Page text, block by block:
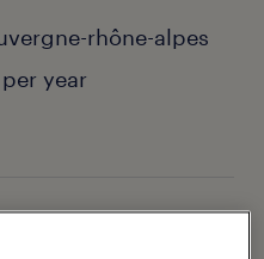
rhône-alpes
year